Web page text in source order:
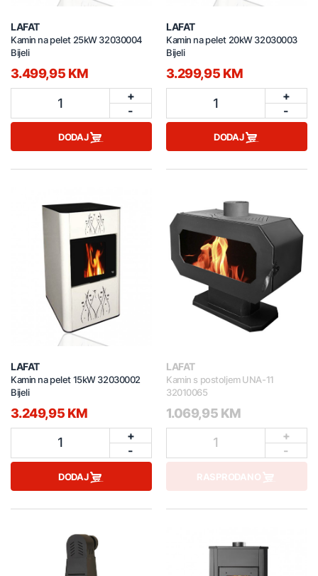
LAFAT
Kamin na pelet 25kW 32030004
Bijeli
3.499,95 KM
1
+
-
DODAJ
LAFAT
Kamin na pelet 20kW 32030003
Bijeli
3.299,95 KM
1
+
-
DODAJ
LAFAT
Kamin na pelet 15kW 32030002
Bijeli
3.249,95 KM
1
+
-
DODAJ
LAFAT
Kamin s postoljem UNA-11
32010065
1.069,95 KM
1
+
-
RASPRODANO